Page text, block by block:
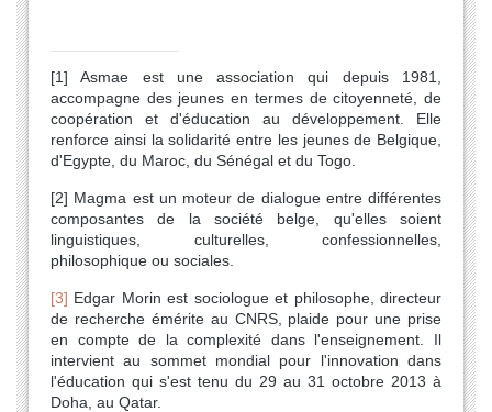
[1] Asmae est une association qui depuis 1981,
accompagne des jeunes en termes de citoyenneté, de
coopération et d'éducation au développement. Elle
renforce ainsi la solidarité entre les jeunes de Belgique,
d'Egypte, du Maroc, du Sénégal et du Togo.
[2] Magma est un moteur de dialogue entre différentes
composantes de la société belge, qu'elles soient
linguistiques, culturelles, confessionnelles,
philosophique ou sociales.
[3] Edgar Morin est sociologue et philosophe, directeur
de recherche émérite au CNRS, plaide pour une prise
en compte de la complexité dans l'enseignement. Il
intervient au sommet mondial pour l'innovation dans
l'éducation qui s'est tenu du 29 au 31 octobre 2013 à
Doha, au Qatar.